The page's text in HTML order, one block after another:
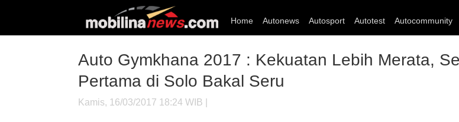
Home Autonews Autosport Autotest Autocommunity
Auto Gymkhana 2017 : Kekuatan Lebih Merata,
Pertama di Solo Bakal Seru
Kamis, 16/03/2017 18:24 WIB |